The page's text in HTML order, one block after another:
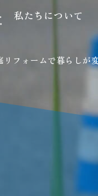
私たちについて
私たちについて
リフォームで暮らしが